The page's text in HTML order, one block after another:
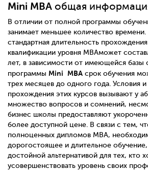
Mini MBA общая
В отличии от полной программы
занимает меньшее количество времени.
стандартная длительность
квалификации уровня MBAможет
лет, в зависимости от имеющейся базы
программы Mini MBA срок обучения
трех месяцев до одного года. Условия и
прохождения этих курсов вызывают у
множество вопросов и сомнений,
бизнес школы предоставляют
более доступной цене. В связи с тем,
полноценных дипломов MBA,
дорогостоящее и длительное
достойной альтернативой для тех, кто
усовершенствовать уровень своих